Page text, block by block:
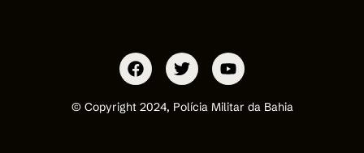
© Copyright 2024, Polícia Militar da Bahia